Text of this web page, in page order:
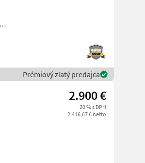
Prémiový zlatý predajca
2.900 €
20 % s DPH
2.416,67 € netto